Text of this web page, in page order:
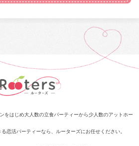
をはじめ大人数の立食パーティーから少人数のアットホー
恋活パーティーなら、ルーターズにお任せください。